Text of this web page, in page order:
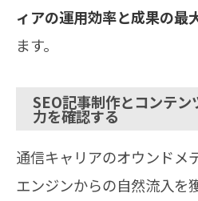
ィアの運用効率と成果の最
ます。
SEO記事制作とコンテ
力を確認する
通信キャリアのオウンドメ
エンジンからの自然流入を